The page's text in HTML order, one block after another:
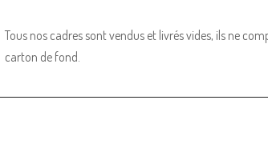
Tous nos cadres sont vendus et livrés vides, ils ne
carton de fond.